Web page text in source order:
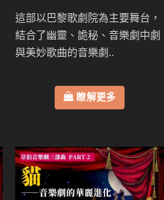
這部以巴黎歌劇院為主要舞台，
結合了幽靈、詭秘、音樂劇中劇
與美妙歌曲的音樂劇..
瞭解更多